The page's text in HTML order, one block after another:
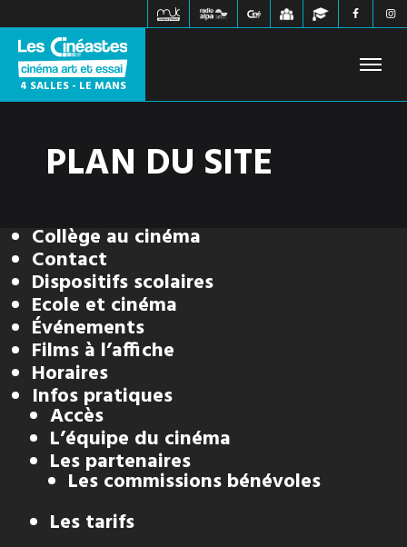
4 SALLES - LE MANS
FILMS À L'AFFICHE PROCHAINEMENT
INFOS PRATIQUES
PLAN DU SITE
Collège au cinéma
Contact
Dispositifs scolaires
Ecole et cinéma
Événements
Films à l’affiche
Horaires
Infos pratiques
Accès
L’équipe du cinéma
Les partenaires
Les commissions bénévoles
Les tarifs